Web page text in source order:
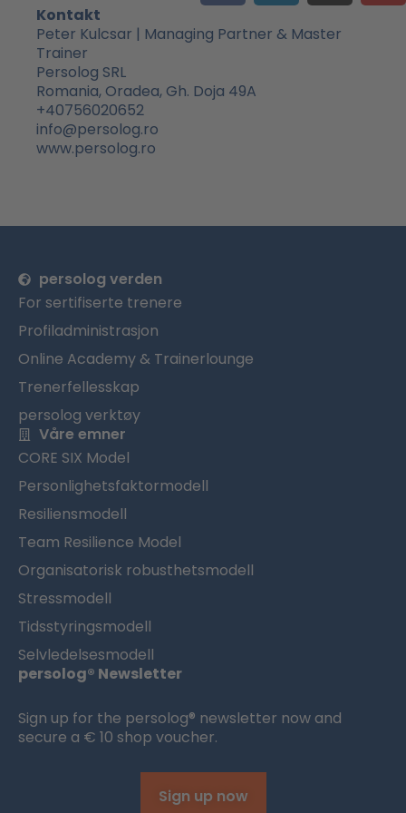
c
e
o
o
n
k
s
t
u
Kontakt
Peter Kulcsar | Managing Partner & Master
Trainer
Persolog SRL
Romania, Oradea, Gh. Doja 49A
+40756020652
info@persolog.ro
www.persolog.ro
persolog verden
For sertifiserte trenere
Profiladministrasjon
Online Academy & Trainerlounge
Trenerfellesskap
persolog verktøy
Våre emner
CORE SIX Model
Personlighetsfaktormodell
Resiliensmodell
Team Resilience Model
Organisatorisk robusthetsmodell
Stressmodell
Tidsstyringsmodell
Selvledelsesmodell
persolog® Newsletter
Sign up for the persolog® newsletter now and
secure a € 10 shop voucher.
Sign up now